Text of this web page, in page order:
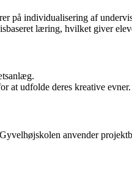
individualisering af
læring, hvilket giver
at udfolde deres kreative evner.
anvender